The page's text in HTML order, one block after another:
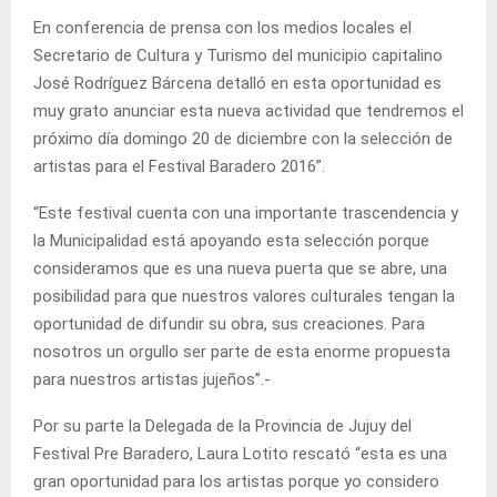
En conferencia de prensa con los medios locales el
Secretario de Cultura y Turismo del municipio capitalino
José Rodríguez Bárcena detalló en esta oportunidad es
muy grato anunciar esta nueva actividad que tendremos el
próximo día domingo 20 de diciembre con la selección de
artistas para el Festival Baradero 2016”.
“Este festival cuenta con una importante trascendencia y
la Municipalidad está apoyando esta selección porque
consideramos que es una nueva puerta que se abre, una
posibilidad para que nuestros valores culturales tengan la
oportunidad de difundir su obra, sus creaciones. Para
nosotros un orgullo ser parte de esta enorme propuesta
para nuestros artistas jujeños”.-
Por su parte la Delegada de la Provincia de Jujuy del
Festival Pre Baradero, Laura Lotito rescató “esta es una
gran oportunidad para los artistas porque yo considero